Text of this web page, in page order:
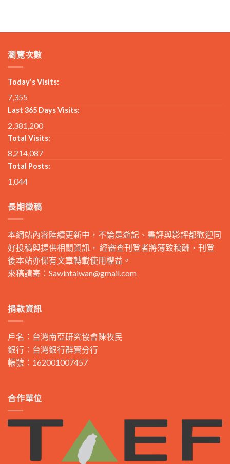
瀏覽次數
Today's Visits:
7,355
Last 365 Days Visits:
2,381,200
Total Visits:
8,214,087
Total Posts:
1,044
長期徵稿
本網站內容陸續更新中，不論是遊記、書評與影評都歡迎同
好投稿與提供相關資訊， 經審查刊登者將薄致稿酬，刊登
後本站亦保有文章轉載使用權益。
來稿請寄： Sawintaiwan@gmail.com
捐款資訊
戶名：台灣南亞研究協會陳牧民
銀行：台灣銀行群賢分行
帳號：162001007457
合作單位